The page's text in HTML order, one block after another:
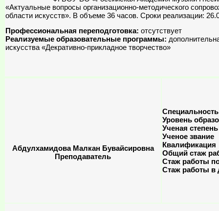
«Актуальные вопросы организационно-методического
области искусств». В объеме 36 часов. Сроки реализации:
Профессиональная переподготовка: отсутствует
Реализуемые образовательные программы:
искусства «Декративно-прикладное творчество»
Абдулхамидова Малкан Бувайсировна
Преподаватель
Специальность
Уровень
Ученая степень
Ученое звание
Квалификация
Общий стаж
Стаж работы
Стаж работы в